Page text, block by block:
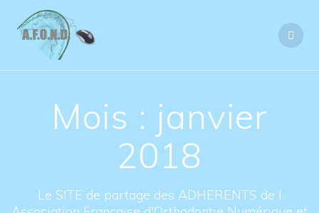
Mois : janvier
2018
Le SITE de partage des ADHERENTS de l